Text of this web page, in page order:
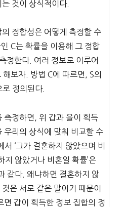
것이 상식적이다.
정합성은 어떻게 측정할 수
C는 확률을 이용해 그 정합
정한다. 여러 정보로 이루어
보자. 방법 C에 따르면, S의
로 정의된다.
측정하면, 위 갑과 을이 획득
우리의 상식에 맞춰 비교할 수
‘그가 결혼하지 않았으며 비
지 않았거나 비혼일 확률’은
같다. 왜냐하면 결혼하지 않
은 서로 같은 말이기 때문이
면 갑이 획득한 정보 집합의 정